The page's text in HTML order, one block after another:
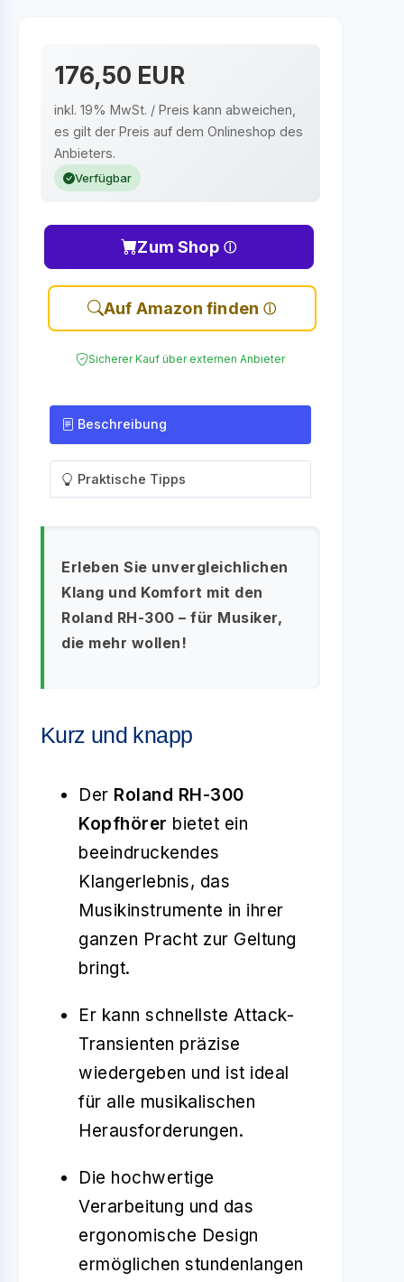
176,50 EUR
inkl. 19% MwSt. / Preis kann abweichen,
es gilt der Preis auf dem Onlineshop des
Anbieters.
Verfügbar
Zum Shop
Auf Amazon finden
Sicherer Kauf über externen Anbieter
Beschreibung
Praktische Tipps
Erleben Sie unvergleichlichen
Klang und Komfort mit den
Roland RH-300 – für Musiker,
die mehr wollen!
Kurz und knapp
Der Roland RH-300
Kopfhörer bietet ein
beeindruckendes
Klangerlebnis, das
Musikinstrumente in ihrer
ganzen Pracht zur Geltung
bringt.
Er kann schnellste Attack-
Transienten präzise
wiedergeben und ist ideal
für alle musikalischen
Herausforderungen.
Die hochwertige
Verarbeitung und das
ergonomische Design
ermöglichen stundenlangen